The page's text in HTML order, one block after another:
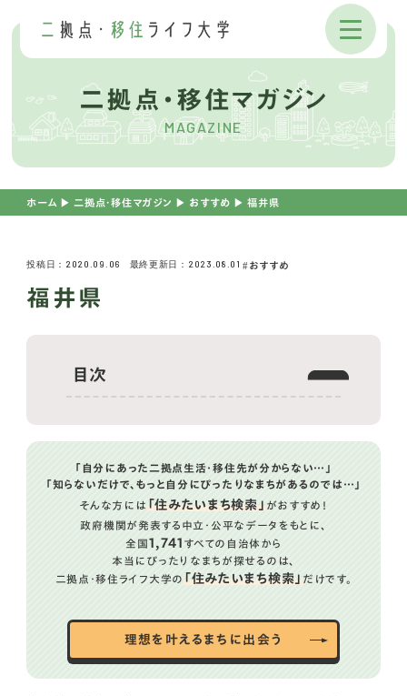
二拠点・移住マガジン
MAGAZINE
ホーム ▶︎ 二拠点・移住マガジン ▶︎ おすすめ ▶︎福井県
投稿日：2020.09.06 最終更新日：2023.08.01 おすすめ
福井県
目次
「自分にあった二拠点生活・移住先が分からない…」
「知らないだけで、もっと自分にぴったりなまちがあるのでは…」
そんな方には「住みたいまち検索」がおすすめ！
政府機関が発表する中立・公平なデータをもとに、
全国1,741 すべての自治体から
本当にぴったりなまちが探せるのは、
二拠点・移住ライフ大学の「住みたいまち検索」だけです。
理想を叶えるまちに出会う